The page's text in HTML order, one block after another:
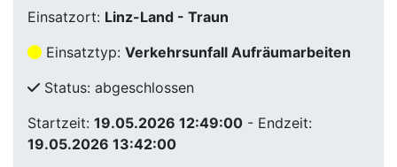
Einsatzort: Linz-Land - Traun
Einsatztyp: Verkehrsunfall Aufräumarbeiten
Status: abgeschlossen
Startzeit: 19.05.2026 12:49:00 - Endzeit:
19.05.2026 13:42:00